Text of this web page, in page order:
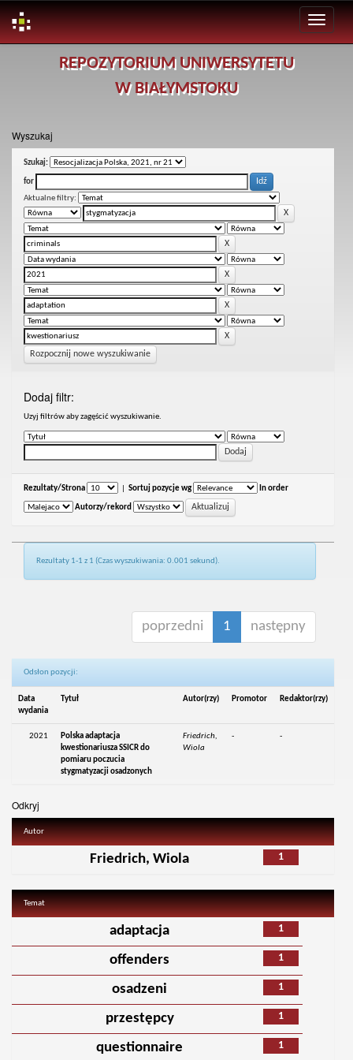
REPOZYTORIUM UNIWERSYTETU
W BIAŁYMSTOKU
Wyszukaj
Szukaj:
for
Aktualne filtry:
Rozpocznij nowe wyszukiwanie
Dodaj filtr:
Uzyj filtrów aby zagęścić wyszukiwanie.
Rezultaty/Strona Sortuj pozycje wg In order
Autorzy/rekord
Rezultaty 1-1 z 1 (Czas wyszukiwania: 0.001 sekund).
poprzedni 1 następny
Odsłon pozycji:
Data
wydania
Tytuł Autor(rzy) Promotor Redaktor(rzy)
2021
Polska adaptacja
kwestionariusza SSICR do
pomiaru poczucia
stygmatyzacji osadzonych
Friedrich,
Wiola
- -
Odkryj
Autor
1
Friedrich, Wiola
Temat
1
adaptacja
1
offenders
1
osadzeni
1
przestępcy
1
questionnaire